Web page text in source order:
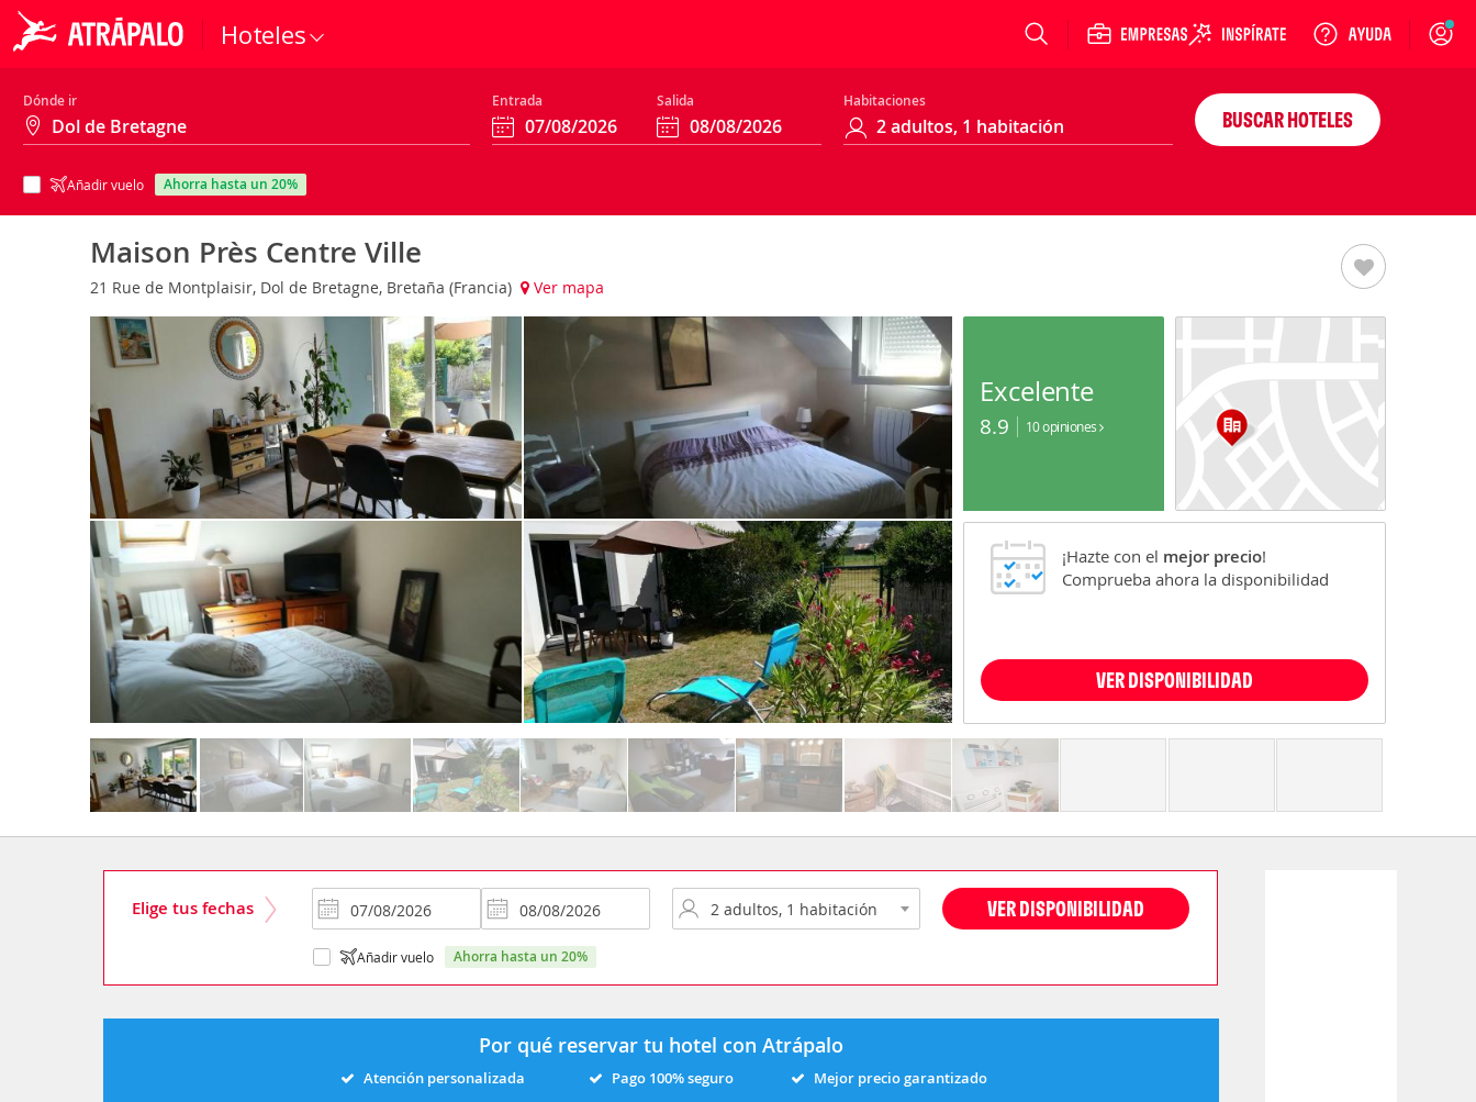
Hoteles Login
Dónde ir Entrada Salida Habitaciones
Añadir vuelo ahorra hasta un 20%
BUSCAR HOTELES
Maison Près Centre Ville
21 Rue de Montplaisir, Dol de Bretagne, Bretaña (Francia) Ver mapa
Excelente
8.9 10 opiniones
¡Hazte con el mejor precio!
Comprueba ahora la disponibilidad
VER DISPONIBILIDAD
Elige tus fechas VER DISPONIBILIDAD
Añadir vuelo ahorra hasta un 20%
Por qué reservar tu hotel con Atrápalo
Atención personalizada Pago 100% seguro Mejor precio garantizado